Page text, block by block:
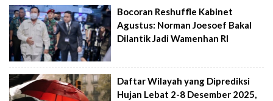
Bocoran Reshuffle Kabinet
Agustus: Norman Joesoef Bakal
Dilantik Jadi Wamenhan RI
Daftar Wilayah yang Diprediksi
Hujan Lebat 2-8 Desember 2025,